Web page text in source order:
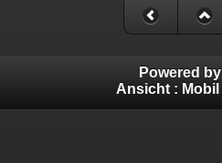
Powered by
Ansicht : Mobil